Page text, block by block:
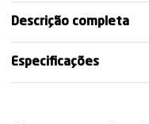
Descrição completa
Especificações